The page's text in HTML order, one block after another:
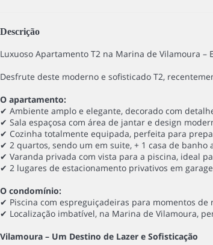
Descrição
Luxuoso Apartamento T2 na Marina de Vilamoura –
Desfrute deste moderno e sofisticado T2,
O apartamento:
✔ Ambiente amplo e elegante, decorado com
✔ Sala espaçosa com área de jantar e design
✔ Cozinha totalmente equipada, perfeita para
✔ 2 quartos, sendo um em suite, + 1 casa de banho
✔ Varanda privada com vista para a piscina, ideal
✔ 2 lugares de estacionamento privativos em
O condomínio:
✔ Piscina com espreguiçadeiras para momentos de
✔ Localização imbatível, na Marina de Vilamoura,
Vilamoura – Um Destino de Lazer e Sofisticação